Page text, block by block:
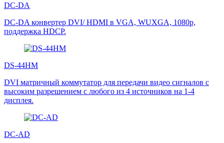
DC-DA
DC-DA конвертер DVI/ HDMI в VGA, WUXGA, 1080p,
поддержка HDCP.
DS-44HM
DVI матричный коммутатор для передачи видео сигналов с
высоким разрешением с любого из 4 источников на 1-4
дисплея.
DC-AD